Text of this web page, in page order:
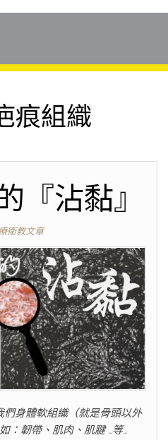
痕組織
『沾黏』
衛教文章
身體軟組織（就是骨頭以外
：韌帶、肌肉、肌腱 …等…